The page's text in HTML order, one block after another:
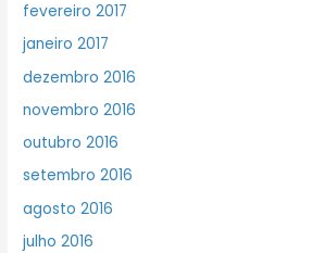
fevereiro 2017
janeiro 2017
dezembro 2016
novembro 2016
outubro 2016
setembro 2016
agosto 2016
julho 2016